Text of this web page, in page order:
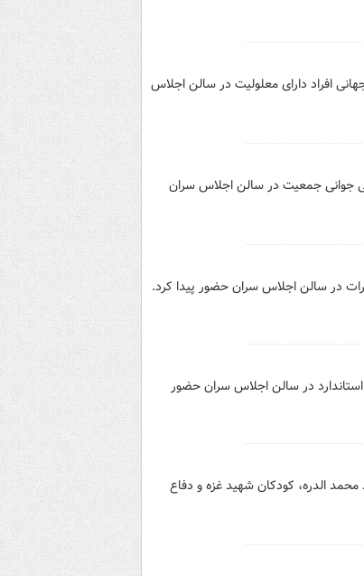
۱۴۰۴ در مراسم گرامیداشت روزجهانی افراد دارای معلولیت در سالن اجلاس
۱۴۰۴ در مراسم اهدای جایزه ملی جوانی جمعیت در سالن اجلاس سران
۱۴۰۴ در بزرگداشت روز جهانی استاندارد در سالن اجلاس سران حضور
الدره، کودکان شهید غزه و دفاع